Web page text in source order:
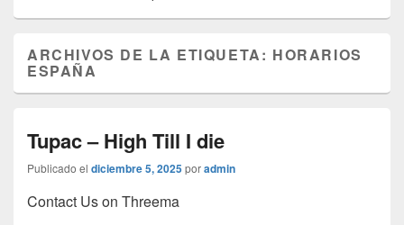
ARCHIVOS DE LA ETIQUETA: HORARIOS
ESPAÑA
Tupac – High Till I die
Publicado el diciembre 5, 2025poradmin
Contact Us on Threema